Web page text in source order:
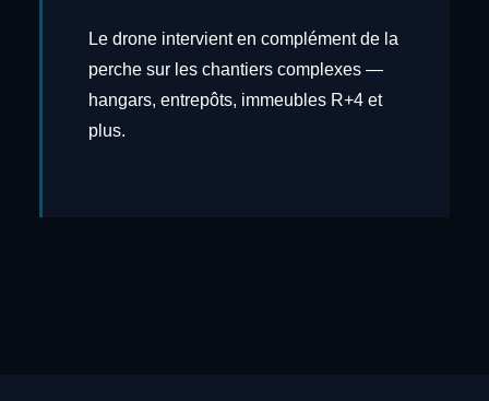
Le drone intervient en complément de la
perche sur les chantiers complexes —
hangars, entrepôts, immeubles R+4 et
plus.